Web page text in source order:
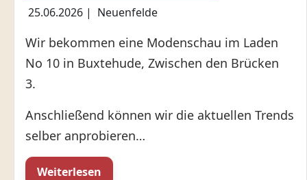
25.06.2026 | Neuenfelde
Wir bekommen eine Modenschau im Laden
No 10 in Buxtehude, Zwischen den Brücken
3.
Anschließend können wir die aktuellen Trends
selber anprobieren…
Weiterlesen